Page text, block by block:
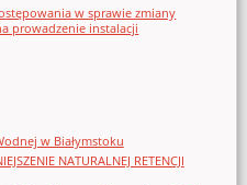
w sprawie zmiany
prowadzenie instalacji
w Białymstoku
NATURALNEJ RETENCJI